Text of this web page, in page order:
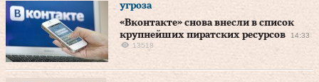
угроза
«Вконтакте» снова внесли в список
крупнейших пиратских ресурсов
14:33
13518